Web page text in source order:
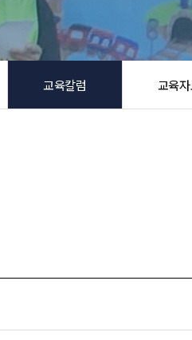
오
교육칼럼 교육